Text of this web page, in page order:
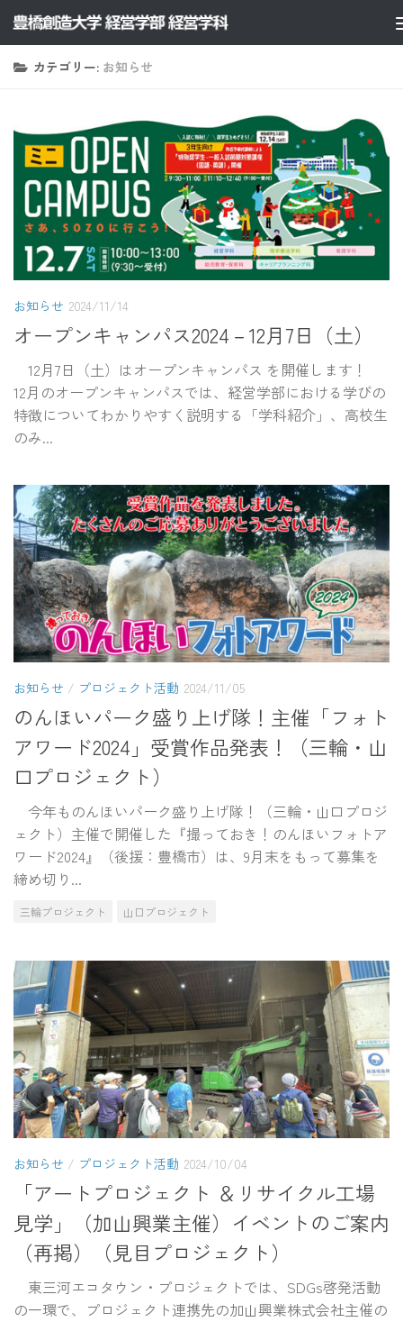
コンテンツへスキップ
カテゴリー: お知らせ
お知らせ 2024/11/14
オープンキャンパス2024－12月7日（土）
12月7日（土）はオープンキャンパス を開催します！
12月のオープンキャンパスでは、経営学部における学びの
特徴についてわかりやすく説明する「学科紹介」、高校生
のみ...
お知らせ / プロジェクト活動 2024/11/05
のんほいパーク盛り上げ隊！主催「フォト
アワード2024」受賞作品発表！（三輪・山
口プロジェクト）
今年ものんほいパーク盛り上げ隊！（三輪・山口プロジ
ェクト）主催で開催した『撮っておき！のんほいフォトア
ワード2024』（後援：豊橋市）は、9月末をもって募集を
締め切り...
三輪プロジェクト 山口プロジェクト
お知らせ / プロジェクト活動 2024/10/04
「アートプロジェクト ＆リサイクル工場
見学」（加山興業主催）イベントのご案内
（再掲）（見目プロジェクト）
東三河エコタウン・プロジェクトでは、SDGs啓発活動
の一環で、プロジェクト連携先の加山興業株式会社主催の